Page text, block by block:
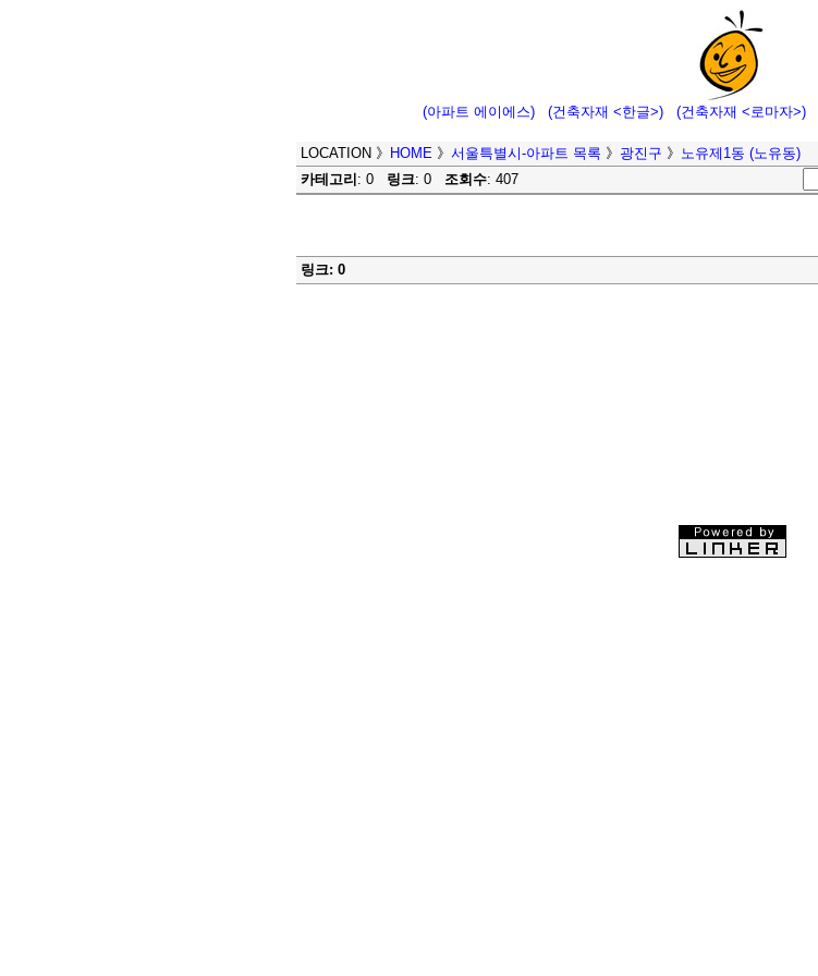
(아파트 에이에스) (건축자재 <한글>) (건축자재 <로마자>)
LOCATION 》 HOME 》 서울특별시-아파트 목록 》 광진구 》 노유제1동 (노유동)
카테고리 : 0 링크: 0 조회수: 407
링크: 0